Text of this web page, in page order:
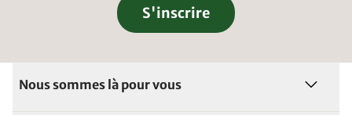
S'inscrire
Nous sommes là pour vous